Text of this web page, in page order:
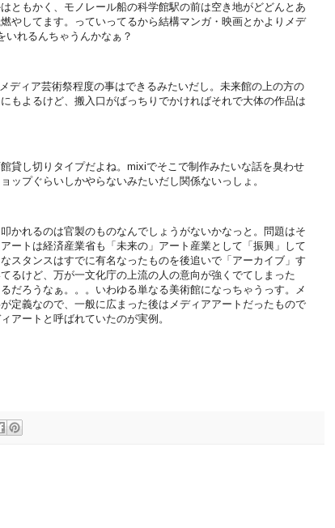
ともかく、モノレール船の科学館駅の前は空き地がどどんとあ
やしてます。っていってるから結構マンガ・映画とかよりメデ
いれるんちゃうんかなぁ？
ディア芸術祭程度の事はできるみたいだし。未来館の上の方の
もよるけど、搬入口がばっちりでかければそれで大体の作品は
貸し切りタイプだよね。mixiでそこで制作みたいな話を臭わせ
ップぐらいしかやらないみたいだし関係ないっしょ。
かれるのは官製のものなんでしょうがないかなっと。問題はそ
ートは経済産業省も「未来の」アート産業として「振興」して
スタンスはすでに有名なったものを後追いで「アーカイブ」す
るけど、万が一文化庁の上流の人の意向が強くでてしまった
だろうなぁ。。。いわゆる単なる美術館になっちゃうっす。メ
定義なので、一般に広まった後はメディアアートだったもので
アートと呼ばれていたのが実例。